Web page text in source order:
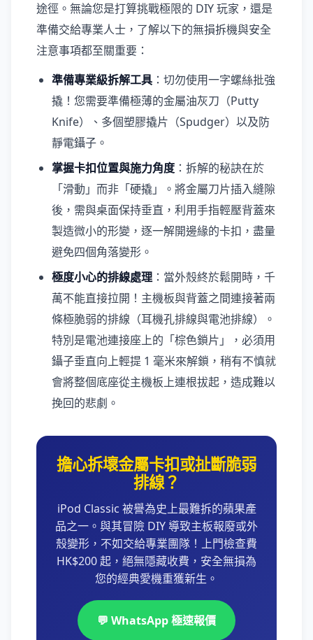
途徑。無論您是打算挑戰極限的 DIY 玩家，還是
準備交給專業人士，了解以下的無損拆機與安全
注意事項都至關重要：
準備專業級拆解工具 ：切勿使用一字螺絲批強
撬！您需要準備極薄的金屬油灰刀（Putty
Knife）、多個塑膠撬片（Spudger）以及防
靜電鑷子。
掌握卡扣位置與施力角度 ：拆解的秘訣在於
「滑動」而非「硬撬」。將金屬刀片插入縫隙
後，需與桌面保持垂直，利用手指輕壓背蓋來
製造微小的形變，逐一解開邊緣的卡扣，盡量
避免四個角落變形。
極度小心的排線處理 ：當外殼終於鬆開時，千
萬不能直接拉開！主機板與背蓋之間連接著兩
條極脆弱的排線（耳機孔排線與電池排線）。
特別是電池連接座上的「棕色鎖片」，必須用
鑷子垂直向上輕提 1 毫米來解鎖，稍有不慎就
會將整個底座從主機板上連根拔起，造成難以
挽回的悲劇。
擔心拆壞金屬卡扣或扯斷脆弱
排線？
iPod Classic 被譽為史上最難拆的蘋果產
品之一。與其冒險 DIY 導致主板報廢或外
殼變形，不如交給專業團隊！上門檢查費
HK$200 起，絕無隱藏收費，安全無損為
您的經典愛機重獲新生。
💬 WhatsApp 極速報價